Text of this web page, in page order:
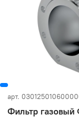
арт.
Фильтр